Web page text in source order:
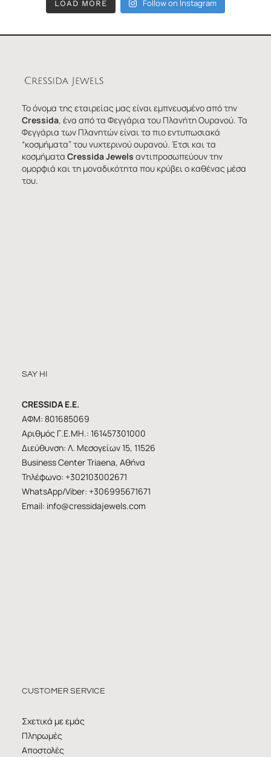
LOAD MORE Follow on Instagram
Το όνομα της εταιρείας μας είναι εμπνευσμένο από την
Cressida, ένα από τα Φεγγάρια του Πλανήτη Ουρανού. Τα
Φεγγάρια των Πλανητών είναι τα πιο εντυπωσιακά
“κοσμήματα” του νυχτερινού ουρανού. Έτσι και τα
κοσμήματα Cressida Jewels αντιπροσωπεύουν την
ομορφιά και τη μοναδικότητα που κρύβει ο καθένας μέσα
του.
SAY HI
CRESSIDA E.E.
ΑΦΜ: 801685069
Αριθμός Γ.Ε.ΜΗ.: 161457301000
Διεύθυνση: Λ. Μεσογείων 15, 11526
Business Center Triaena, Αθήνα
Τηλέφωνο: +302103002671
WhatsApp/Viber: +306995671671
Email: info@cressidajewels.com
CUSTOMER SERVICE
Σχετικά με εμάς
Πληρωμές
Αποστολές